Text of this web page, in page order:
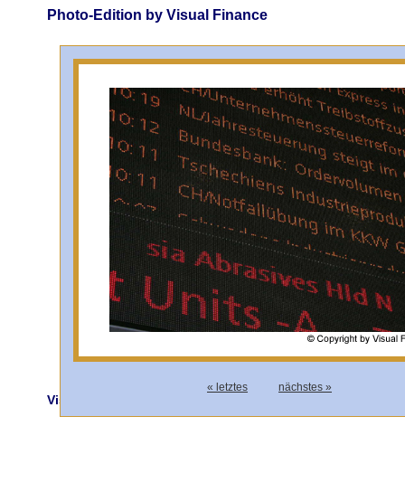
Photo-Edition by Visual Finance
« letztes nächstes »
Visual Finance